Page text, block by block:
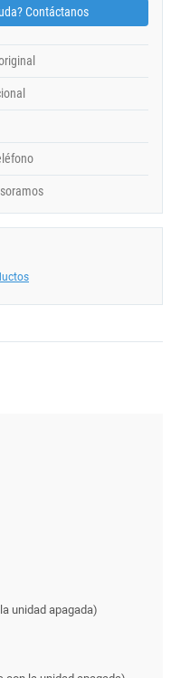
Contáctanos
unidad apagada)